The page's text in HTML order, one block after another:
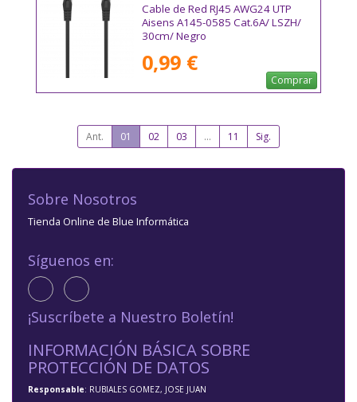
Cable de Red RJ45 AWG24 UTP
Aisens A145-0585 Cat.6A/ LSZH/
30cm/ Negro
0,99 €
Comprar
Ant. 01 02 03 ... 11 Sig.
Sobre Nosotros
Tienda Online de Blue Informática
Síguenos en:
¡Suscríbete a Nuestro Boletín!
INFORMACIÓN BÁSICA SOBRE
PROTECCIÓN DE DATOS
Responsable: RUBIALES GOMEZ, JOSE JUAN